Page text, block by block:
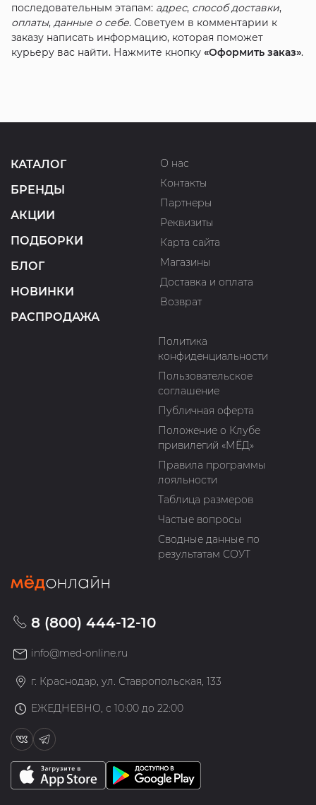
последовательным этапам: адрес, способ доставки,
оплаты, данные о себе. Советуем в комментарии к
заказу написать информацию, которая поможет
курьеру вас найти. Нажмите кнопку «Оформить заказ».
КАТАЛОГ
БРЕНДЫ
АКЦИИ
ПОДБОРКИ
БЛОГ
НОВИНКИ
РАСПРОДАЖА
О нас
Контакты
Партнеры
Реквизиты
Карта сайта
Магазины
Доставка и оплата
Возврат
Политика
конфиденциальности
Пользовательское
соглашение
Публичная оферта
Положение о Клубе
привилегий «МЁД»
Правила программы
лояльности
Таблица размеров
Частые вопросы
Сводные данные по
результатам СОУТ
8 (800) 444-12-10
info@med-online.ru
г. Краснодар, ул. Ставропольская, 133
ЕЖЕДНЕВНО, с 10:00 до 22:00